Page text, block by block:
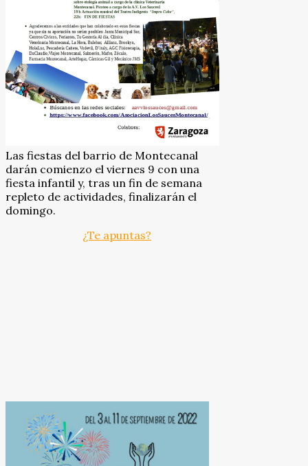
Las fiestas del barrio de Montecanal
darán comienzo el viernes 9 con una
fiesta infantil y, tras un fin de semana
repleto de actividades, finalizarán el
domingo.
¿Te apuntas?